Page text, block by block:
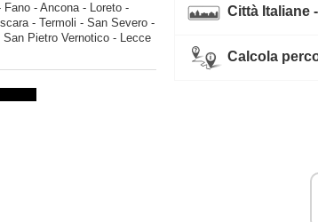
- Ancona - Loreto -
- Termoli - San Severo -
Pietro Vernotico - Lecce
Città Italiane
Calcola